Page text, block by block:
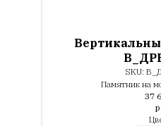
SKU:
Памятник на
37
р.